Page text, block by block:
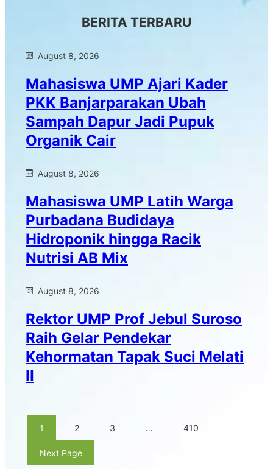
BERITA TERBARU
August 8, 2026
Mahasiswa UMP Ajari Kader
PKK Banjarparakan Ubah
Sampah Dapur Jadi Pupuk
Organik Cair
August 8, 2026
Mahasiswa UMP Latih Warga
Purbadana Budidaya
Hidroponik hingga Racik
Nutrisi AB Mix
August 8, 2026
Rektor UMP Prof Jebul Suroso
Raih Gelar Pendekar
Kehormatan Tapak Suci Melati
II
1 2 3 … 410
Next Page